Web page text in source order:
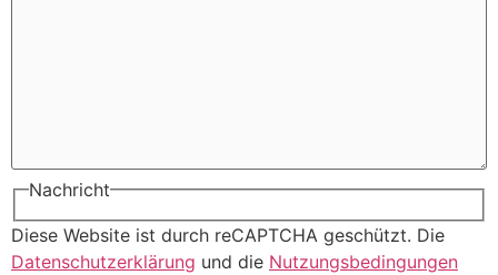
Nachricht
Diese Website ist durch reCAPTCHA geschützt. Die
Datenschutzerklärung und die Nutzungsbedingungen